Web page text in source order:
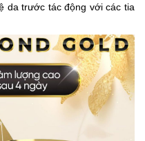
da trước tác động với các tia